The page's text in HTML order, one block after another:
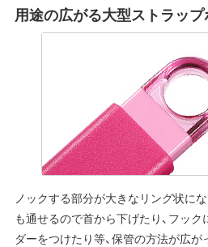
用途の広がる大型ストラッ
ノックする部分が大きなリング状に
も通せるので首から下げたり、フック
ダーをつけたり等、保管の方法が広